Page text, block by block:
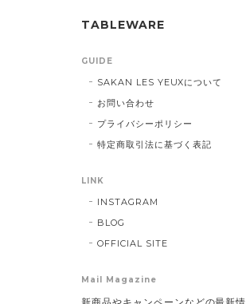
TABLEWARE
GUIDE
SAKAN LES YEUXについて
お問い合わせ
プライバシーポリシー
特定商取引法に基づく表記
LINK
INSTAGRAM
BLOG
OFFICIAL SITE
Mail Magazine